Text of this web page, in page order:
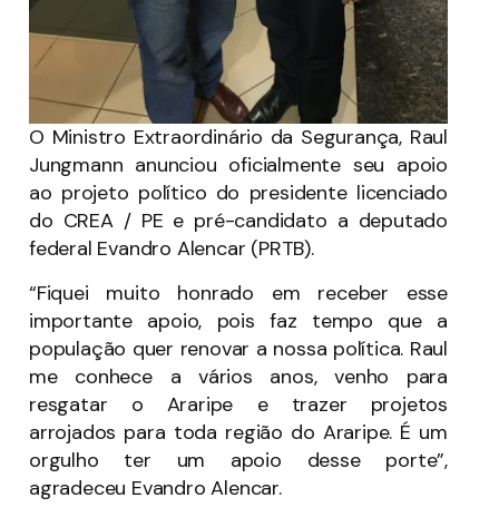
O Ministro Extraordinário da Segurança, Raul
Jungmann anunciou oficialmente seu apoio
ao projeto político do presidente licenciado
do CREA / PE e pré-candidato a deputado
federal Evandro Alencar (PRTB).
“Fiquei muito honrado em receber esse
importante apoio, pois faz tempo que a
população quer renovar a nossa política. Raul
me conhece a vários anos, venho para
resgatar o Araripe e trazer projetos
arrojados para toda região do Araripe. É um
orgulho ter um apoio desse porte”,
agradeceu Evandro Alencar.